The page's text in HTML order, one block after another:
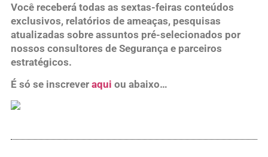
Você receberá todas as sextas-feiras conteúdos
exclusivos, relatórios de ameaças, pesquisas
atualizadas sobre assuntos pré-selecionados por
nossos consultores de Segurança e parceiros
estratégicos.
É só se inscrever aqui ou abaixo…